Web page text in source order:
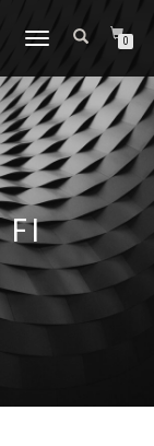
TOGGLE
0
FI